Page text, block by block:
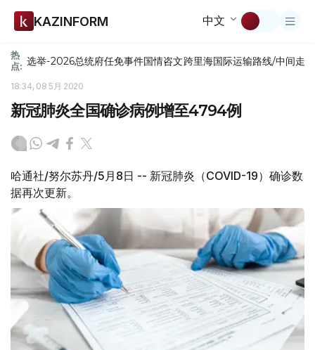
KAZINFORM 中文
热
点: 选举-2026总统府任免事件国情咨文跨里海国际运输路线/中间走廊
18:34, 08 5月 2020
新冠肺炎全国确诊病例增至4794例
哈通社/努尔苏丹/5月8日 -- 新冠肺炎（COVID-19）确诊数
据再次更新。